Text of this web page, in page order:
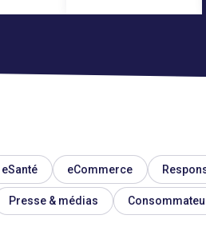
eSanté eCommerce
Presse & médias